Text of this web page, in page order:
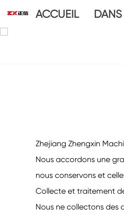
ACCUEIL
Zhejiang Zhengxin
Nous accordons une
nous conservons et
Collecte et traitement
Nous ne collectons des